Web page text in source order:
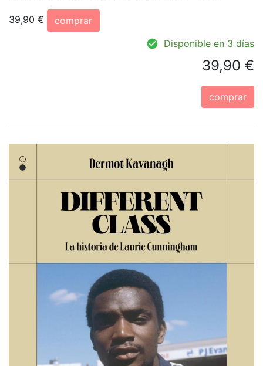
39,90 €
comprar
Disponible en 3 días
39,90 €
comprar